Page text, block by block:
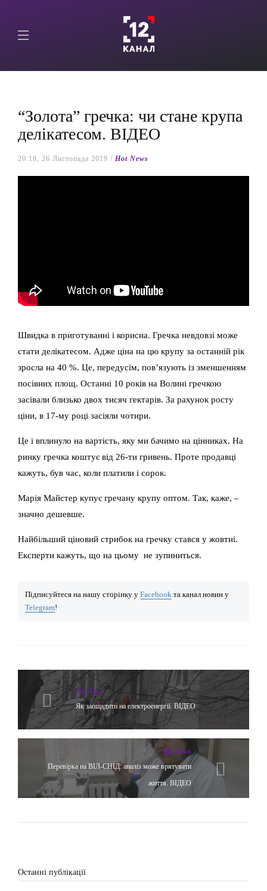
“Золота” гречка: чи стане крупа
делікатесом. ВІДЕО
20:18, 26 Листопада 2019 / Hot News
Швидка в приготуванні і корисна. Гречка невдовзі може
стати делікатесом. Адже ціна на цю крупу за останній рік
зросла на 40 %. Це, передусім, пов’язують із зменшенням
посівних площ. Останні 10 років на Волині гречкою
засівали близько двох тисяч гектарів. За рахунок росту
ціни, в 17-му році засіяли чотири.
Це і вплинуло на вартість, яку ми бачимо на цінниках. На
ринку гречка коштує від 26-ти гривень. Проте продавці
кажуть, був час, коли платили і сорок.
Марія Майстер купує гречану крупу оптом. Так, каже, –
значно дешевше.
Найбільший ціновий стрибок на гречку стався у жовтні.
Експерти кажуть, що на цьому не зупиниться.
Підписуйтеся на нашу сторінку у Facebook та канал новин у
Telegram!
Hot News
Як заощадити на електроенергії. ВІДЕО
Hot News
Перевірка на ВІЛ-СНІД: аналіз може врятувати
життя. ВІДЕО
Останні публікації